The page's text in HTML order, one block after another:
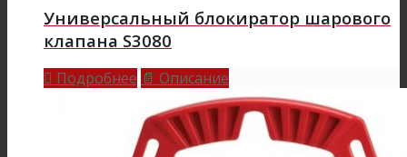
Универсальный блокиратор шарового
клапана S3080
 Подробнее 📄 Описание